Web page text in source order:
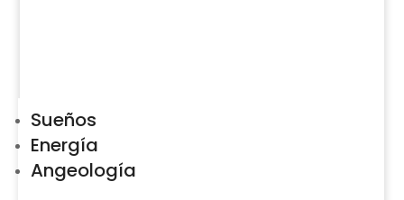
Sueños
Energía
Angeología